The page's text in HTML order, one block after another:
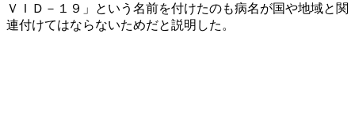
ＶＩＤ－１９」という名前を付けたのも病名が国や地域と関
連付けてはならないためだと説明した。